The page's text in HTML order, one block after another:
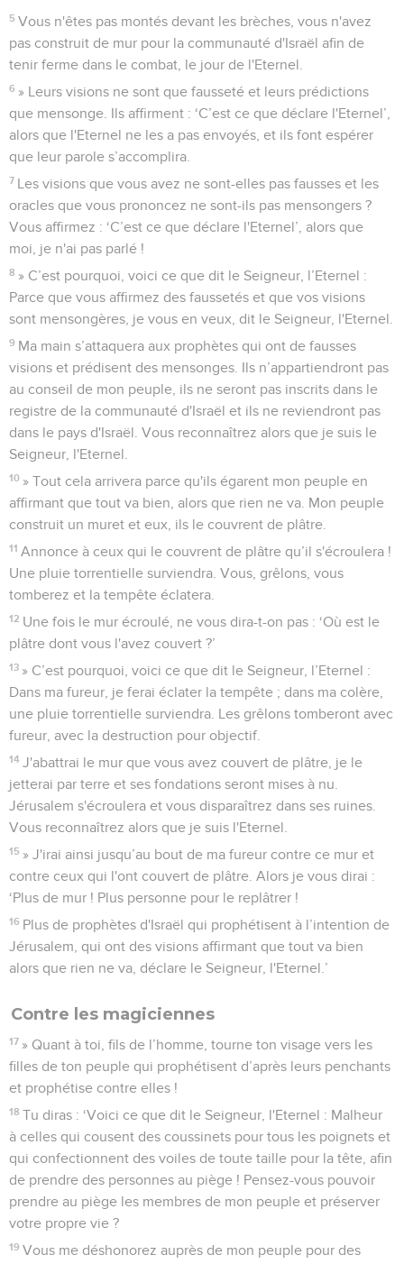
5 Vous n'êtes pas montés devant les brèches, vous n'avez
pas construit de mur pour la communauté d'Israël afin de
tenir ferme dans le combat, le jour de l'Eternel.
6 » Leurs visions ne sont que fausseté et leurs prédictions
que mensonge. Ils affirment : ‘C’est ce que déclare l'Eternel’,
alors que l'Eternel ne les a pas envoyés, et ils font espérer
que leur parole s’accomplira.
7 Les visions que vous avez ne sont-elles pas fausses et les
oracles que vous prononcez ne sont-ils pas mensongers ?
Vous affirmez : ‘C’est ce que déclare l'Eternel’, alors que
moi, je n'ai pas parlé !
8 » C’est pourquoi, voici ce que dit le Seigneur, l’Eternel :
Parce que vous affirmez des faussetés et que vos visions
sont mensongères, je vous en veux, dit le Seigneur, l'Eternel.
9 Ma main s’attaquera aux prophètes qui ont de fausses
visions et prédisent des mensonges. Ils n’appartiendront pas
au conseil de mon peuple, ils ne seront pas inscrits dans le
registre de la communauté d'Israël et ils ne reviendront pas
dans le pays d'Israël. Vous reconnaîtrez alors que je suis le
Seigneur, l'Eternel.
10 » Tout cela arrivera parce qu'ils égarent mon peuple en
affirmant que tout va bien, alors que rien ne va. Mon peuple
construit un muret et eux, ils le couvrent de plâtre.
11 Annonce à ceux qui le couvrent de plâtre qu’il s'écroulera !
Une pluie torrentielle surviendra. Vous, grêlons, vous
tomberez et la tempête éclatera.
12 Une fois le mur écroulé, ne vous dira-t-on pas : ‘Où est le
plâtre dont vous l'avez couvert ?’
13 » C’est pourquoi, voici ce que dit le Seigneur, l’Eternel :
Dans ma fureur, je ferai éclater la tempête ; dans ma colère,
une pluie torrentielle surviendra. Les grêlons tomberont avec
fureur, avec la destruction pour objectif.
14 J'abattrai le mur que vous avez couvert de plâtre, je le
jetterai par terre et ses fondations seront mises à nu.
Jérusalem s'écroulera et vous disparaîtrez dans ses ruines.
Vous reconnaîtrez alors que je suis l'Eternel.
15 » J'irai ainsi jusqu’au bout de ma fureur contre ce mur et
contre ceux qui l'ont couvert de plâtre. Alors je vous dirai :
‘Plus de mur ! Plus personne pour le replâtrer !
16 Plus de prophètes d'Israël qui prophétisent à l’intention de
Jérusalem, qui ont des visions affirmant que tout va bien
alors que rien ne va, déclare le Seigneur, l'Eternel.’
Contre les magiciennes
17 » Quant à toi, fils de l’homme, tourne ton visage vers les
filles de ton peuple qui prophétisent d’après leurs penchants
et prophétise contre elles !
18 Tu diras : ‘Voici ce que dit le Seigneur, l'Eternel : Malheur
à celles qui cousent des coussinets pour tous les poignets et
qui confectionnent des voiles de toute taille pour la tête, afin
de prendre des personnes au piège ! Pensez-vous pouvoir
prendre au piège les membres de mon peuple et préserver
votre propre vie ?
19 Vous me déshonorez auprès de mon peuple pour des